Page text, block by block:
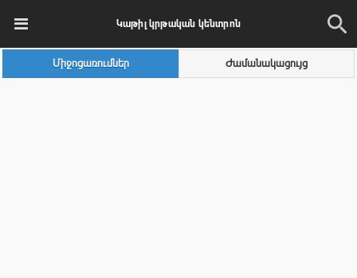
Կաթիլ կրթական կենտրոն
Միջոցառումներ Ժամանակացույց